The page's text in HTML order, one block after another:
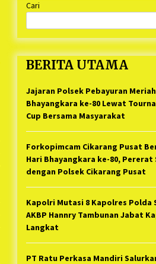
Sebelum Waktunya
1 tahun ago
Indonesia Gilang Bayu
S.H, Ucapkan
Support Camat
Memberikan Logistik Ke
1 tahun ago
Jelang Ramadhan,
Cikarang Pusat Gelar
1 tahun ago
Cari
BERITA UTAMA
Jajaran Polsek Pebayuran
Bhayangkara ke-80 Lewat
Cup Bersama Masyarakat
Forkopimcam Cikarang Pusat
Hari Bhayangkara ke-80, Pererat
dengan Polsek Cikarang Pusat
Kapolri Mutasi 8 Kapolres Polda
AKBP Hannry Tambunan Jabat
Langkat
PT Ratu Perkasa Mandiri